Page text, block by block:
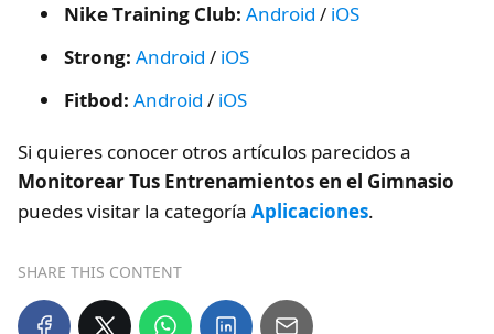
Nike Training Club: Android / iOS
Strong: Android / iOS
Fitbod: Android / iOS
Si quieres conocer otros artículos parecidos a
Monitorear Tus Entrenamientos en el Gimnasio
puedes visitar la categoría Aplicaciones.
SHARE THIS CONTENT